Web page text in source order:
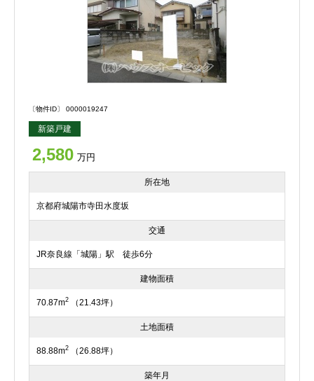
〔物件ID〕 0000019247
新築戸建
2,580 万円
所在地
京都府城陽市寺田水度坂
交通
JR奈良線「城陽」駅 徒歩6分
建物面積
70.87m2 （21.43坪）
土地面積
88.88m2 （26.88坪）
築年月